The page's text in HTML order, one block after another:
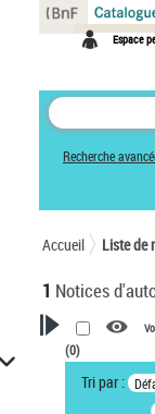
Espace
Recherche
Accueil Liste de
1 Notices
VOTRE
Recherche
(0)
Tri par :
Panneau de gestion des